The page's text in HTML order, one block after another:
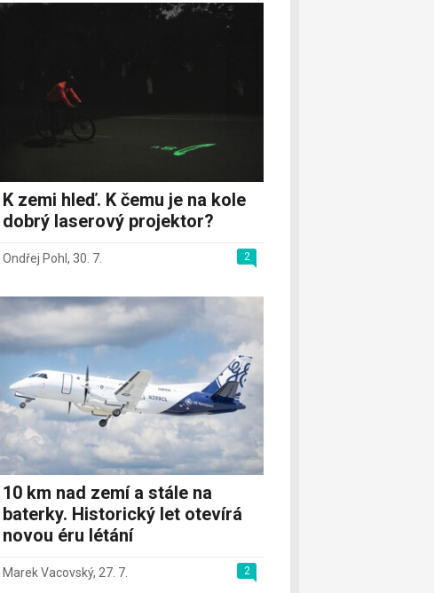
K zemi hleď. K čemu je na kole
dobrý laserový projektor?
2
Ondřej Pohl, 30. 7.
10 km nad zemí a stále na
baterky. Historický let otevírá
novou éru létání
2
Marek Vacovský, 27. 7.